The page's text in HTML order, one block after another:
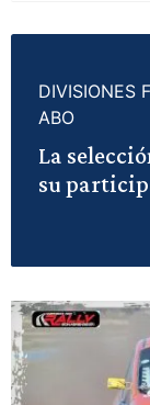
DIVISIONES
ABO
La
su